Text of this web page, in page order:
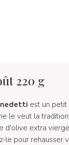
220 g
est un
le veut la
d'olive extra
le pour rehausser